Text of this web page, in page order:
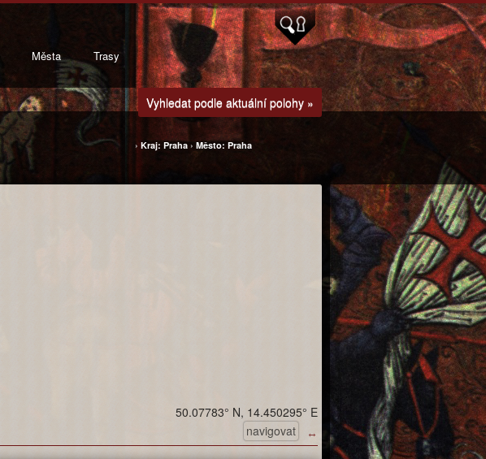
Města Trasy
Vyhledat podle aktuální polohy »
› Kraj: Praha› Město: Praha
↔
50.07783° N, 14.450295° E
navigovat